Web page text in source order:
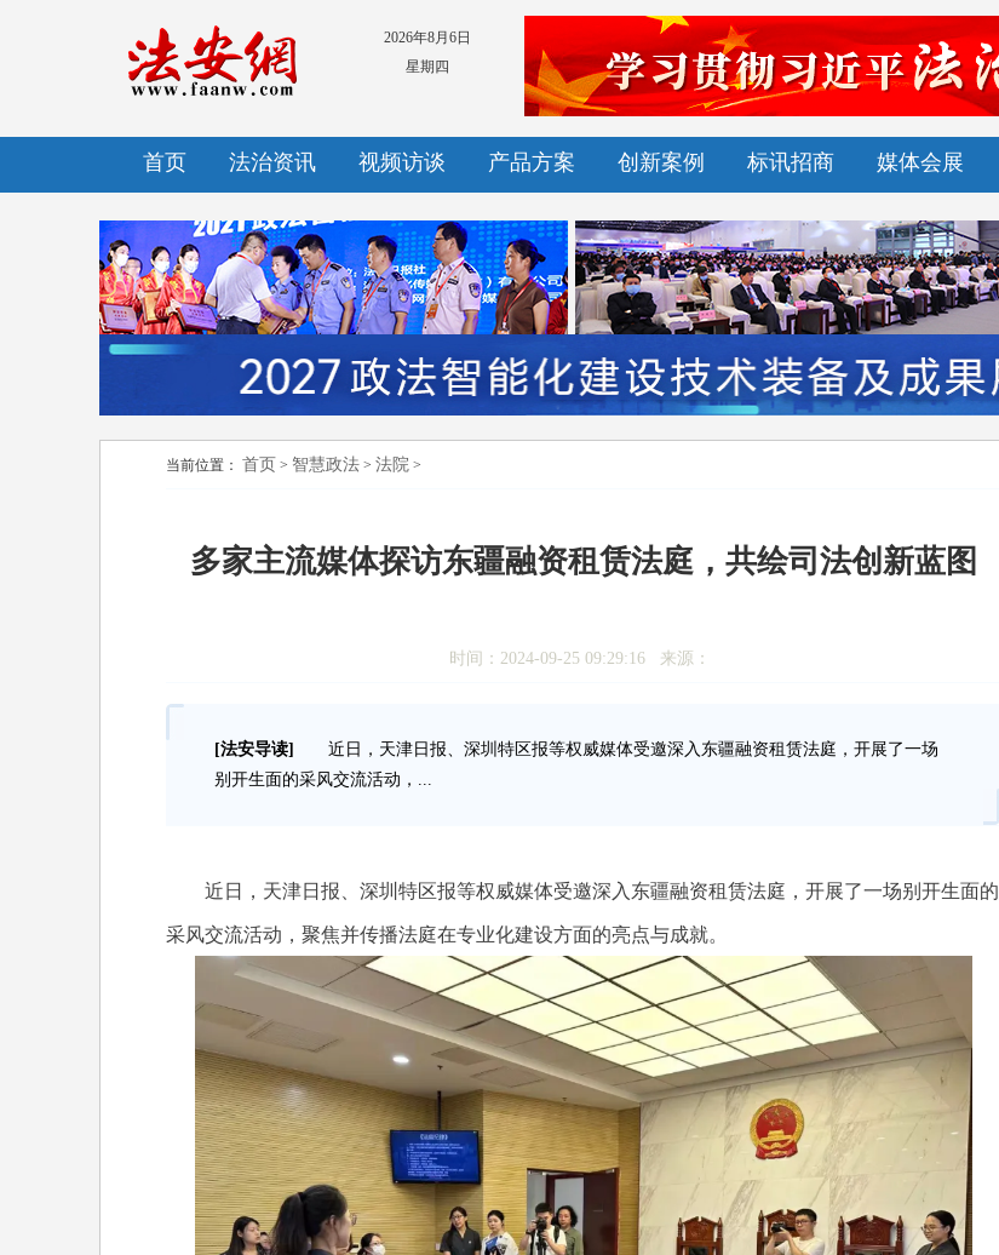
2026年8月6日
星期四
首页 法治资讯 视频访谈 产品方案 创新案例 标讯招商 媒体会展
当前位置： 首页 > 智慧政法 > 法院 >
多家主流媒体探访东疆融资租赁法庭，共绘司法创新蓝图
时间：2024-09-25 09:29:16 来源：
[法安导读]
近日，天津日报、深圳特区报等权威媒体受邀深入东疆融资租赁法庭，开展了一场
别开生面的采风交流活动，...
近日，天津日报、深圳特区报等权威媒体受邀深入东疆融资租赁法庭，开展了一场别开生面的
采风交流活动，聚焦并传播法庭在专业化建设方面的亮点与成就。